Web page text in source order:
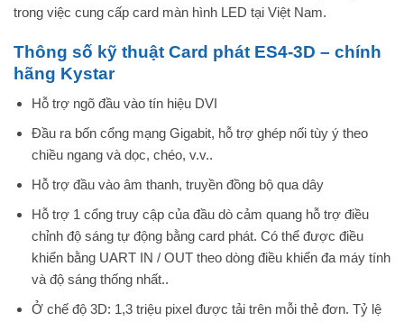
trong việc cung cấp card màn hình LED tại Việt Nam.
Thông số kỹ thuật Card phát ES4-3D – chính
hãng Kystar
Hỗ trợ ngõ đầu vào tín hiệu DVI
Đầu ra bốn cổng mạng Gigabit, hỗ trợ ghép nối tùy ý theo
chiều ngang và dọc, chéo, v.v..
Hỗ trợ đầu vào âm thanh, truyền đồng bộ qua dây
Hỗ trợ 1 cổng truy cập của đầu dò cảm quang hỗ trợ điều
chỉnh độ sáng tự động bằng card phát. Có thể được điều
khiển bằng UART IN / OUT theo dòng điều khiển đa máy tính
và độ sáng thống nhất..
Ở chế độ 3D: 1,3 triệu pixel được tải trên mỗi thẻ đơn. Tỷ lệ